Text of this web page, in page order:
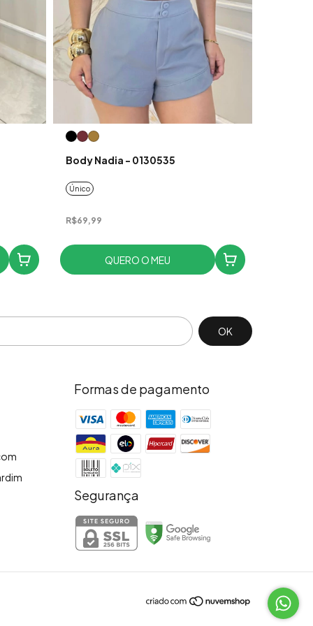
Body Nadia - 0130535
Único
R$69,99
QUERO O MEU
Formas de pagamento
Segurança